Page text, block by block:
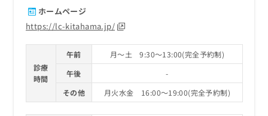
ホームページ
https://lc-kitahama.jp/
診療
時間
午前
月～土 9:30～13:00(完全予約制)
午後
-
その他
月火水金 16:00～19:00(完全予約制)